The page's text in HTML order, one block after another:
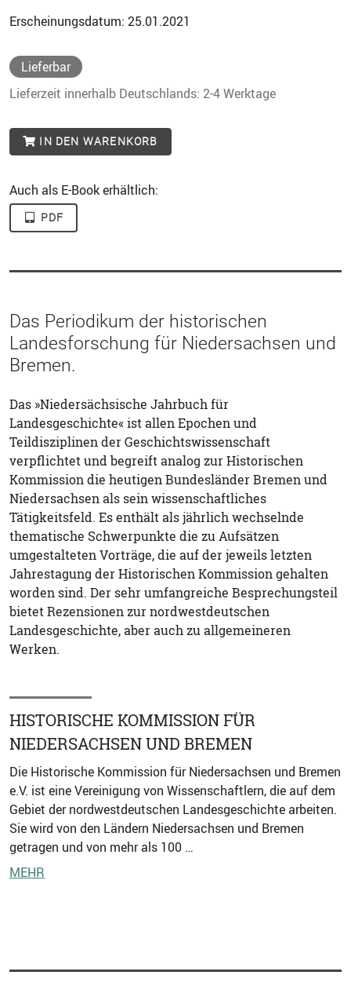
Erscheinungsdatum: 25.01.2021
Lieferbar
Lieferzeit innerhalb Deutschlands: 2-4 Werktage
IN DEN WARENKORB
Auch als E-Book erhältlich:
PDF
Das Periodikum der historischen
Landesforschung für Niedersachsen und
Bremen.
Das »Niedersächsische Jahrbuch für
Landesgeschichte« ist allen Epochen und
Teildisziplinen der Geschichtswissenschaft
verpflichtet und begreift analog zur Historischen
Kommission die heutigen Bundesländer Bremen und
Niedersachsen als sein wissenschaftliches
Tätigkeitsfeld. Es enthält als jährlich wechselnde
thematische Schwerpunkte die zu Aufsätzen
umgestalteten Vorträge, die auf der jeweils letzten
Jahrestagung der Historischen Kommission gehalten
worden sind. Der sehr umfangreiche Besprechungsteil
bietet Rezensionen zur nordwestdeutschen
Landesgeschichte, aber auch zu allgemeineren
Werken.
HISTORISCHE KOMMISSION FÜR
NIEDERSACHSEN UND BREMEN
Die Historische Kommission für Niedersachsen und Bremen
e.V. ist eine Vereinigung von Wissenschaftlern, die auf dem
Gebiet der nordwestdeutschen Landesgeschichte arbeiten.
Sie wird von den Ländern Niedersachsen und Bremen
getragen und von mehr als 100 …
MEHR